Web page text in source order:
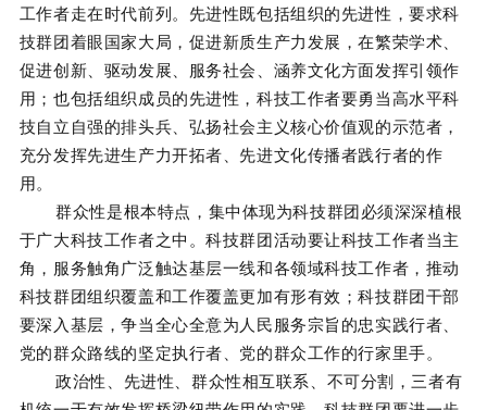
工作者走在时代前列。先进性既包括组织的先进性，要求科
技群团着眼国家大局，促进新质生产力发展，在繁荣学术、
促进创新、驱动发展、服务社会、涵养文化方面发挥引领作
用；也包括组织成员的先进性，科技工作者要勇当高水平科
技自立自强的排头兵、弘扬社会主义核心价值观的示范者，
充分发挥先进生产力开拓者、先进文化传播者践行者的作
用。
群众性是根本特点，集中体现为科技群团必须深深植根
于广大科技工作者之中。科技群团活动要让科技工作者当主
角，服务触角广泛触达基层一线和各领域科技工作者，推动
科技群团组织覆盖和工作覆盖更加有形有效；科技群团干部
要深入基层，争当全心全意为人民服务宗旨的忠实践行者、
党的群众路线的坚定执行者、党的群众工作的行家里手。
政治性、先进性、群众性相互联系、不可分割，三者有